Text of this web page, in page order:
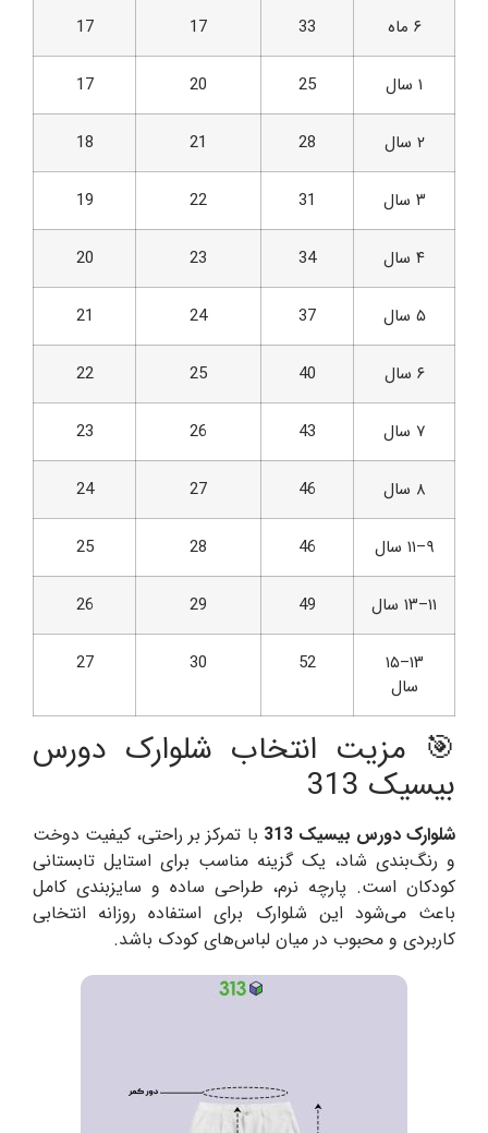
۶ ماه 33
17
17
۱ سال 25
20
17
۲ سال 28
21
18
۳ سال 31
22
19
۴ سال 34
23
20
۵ سال 37
24
21
۶ سال 40
25
22
۷ سال 43
26
23
۸ سال 46
27
24
۹–۱۱ سال 46
28
25
۱۱–۱۳ سال 49
29
26
۱۳–۱۵
سال
52
30
27
🎯 مزیت انتخاب شلوارک دورس
بیسیک 313
شلوارک دورس بیسیک 313
با تمرکز بر راحتی، کیفیت دوخت
و رنگ‌بندی شاد، یک گزینه مناسب برای استایل تابستانی
کودکان است. پارچه نرم، طراحی ساده و سایزبندی کامل
باعث می‌شود این شلوارک برای استفاده روزانه انتخابی
کاربردی و محبوب در میان لباس‌های کودک باشد.